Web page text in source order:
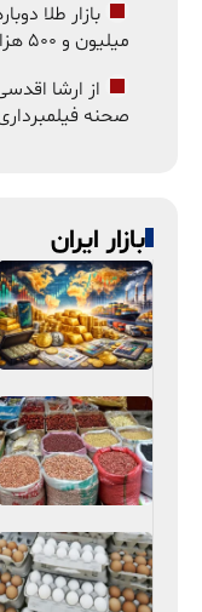
میلیون و ۵۰۰ هزار تومان شد
صحنه
بازار ایران